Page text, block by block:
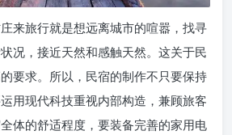
来旅行就是想远离城市的喧嚣，找寻
况，接近天然和感触天然。这关于民
要求。所以，民宿的制作不只要保持
用现代科技重视内部构造，兼顾旅客
体的舒适程度，要装备完善的家用电